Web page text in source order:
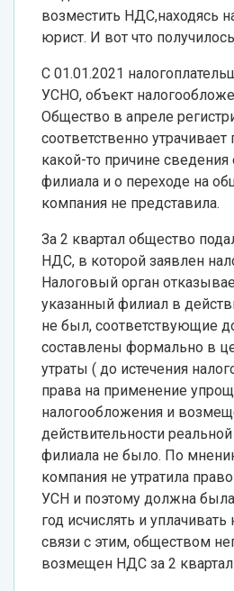
возместить НДС,находясь
юрист. И вот что
С 01.01.2021
УСНО, объект
Общество в апреле
соответственно
какой-то причине
филиала и о переходе на
компания не представила.
За 2 квартал общество
НДС, в которой заявлен
Налоговый орган
указанный филиал в
не был, соответствующие
составлены формально в
утраты ( до истечения
права на применение
налогообложения и
действительности
филиала не было. По
компания не утратила
УСН и поэтому должна была
год исчислять и
связи с этим, обществом
возмещен НДС за 2 квартал